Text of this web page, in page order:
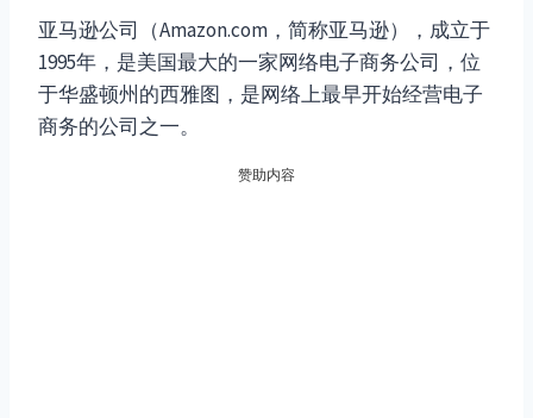
亚马逊公司（Amazon.com，简称亚马逊），成立于
1995年，是美国最大的一家网络电子商务公司，位
于华盛顿州的西雅图，是网络上最早开始经营电子
商务的公司之一。
赞助内容